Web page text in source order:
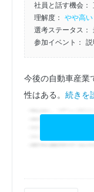
社員と話す機会：
理解度： やや高い
選考ステータス：
参加イベント：
今後の自動車産業
性はある。 続きを